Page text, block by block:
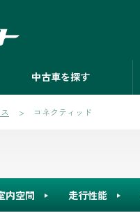
中古車を探す
コネクティッド
内空間 走行性能